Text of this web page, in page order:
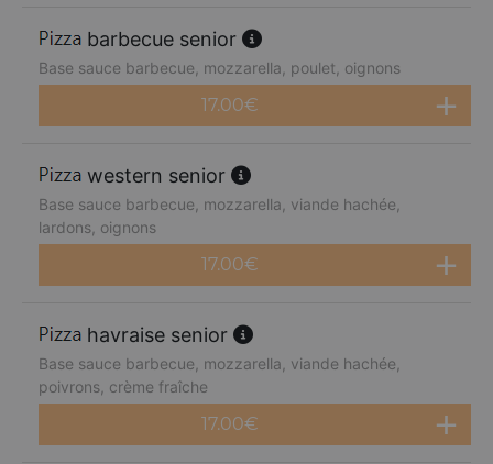
barbecue senior
Base sauce barbecue, mozzarella, poulet, oignons
17.00€
western senior
Base sauce barbecue, mozzarella, viande hachée,
lardons, oignons
17.00€
havraise senior
Base sauce barbecue, mozzarella, viande hachée,
poivrons, crème fraîche
17.00€